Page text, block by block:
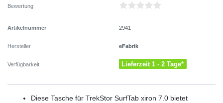
Bewertung
Artikelnummer 2941
Hersteller eFabrik
Verfügbarkeit Lieferzeit 1 - 2 Tage*
Diese Tasche für TrekStor SurfTab xiron 7.0 bietet